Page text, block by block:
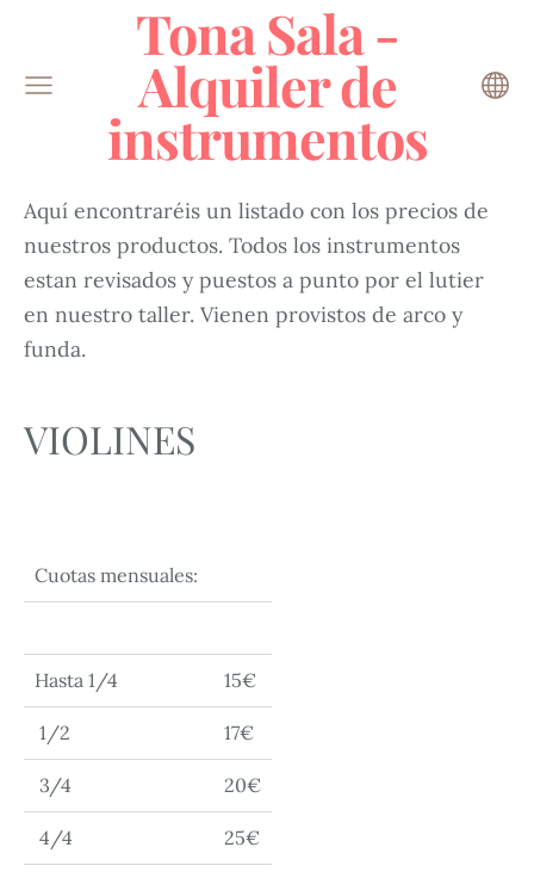
Tona Sala -
Alquiler de
instrumentos
Aquí encontraréis un listado con los precios de
nuestros productos. Todos los instrumentos
estan revisados y puestos a punto por el lutier
en nuestro taller. Vienen provistos de arco y
funda.
VIOLINES
Cuotas mensuales:
Hasta 1/4 15€
1/2 17€
3/4 20€
4/4 25€